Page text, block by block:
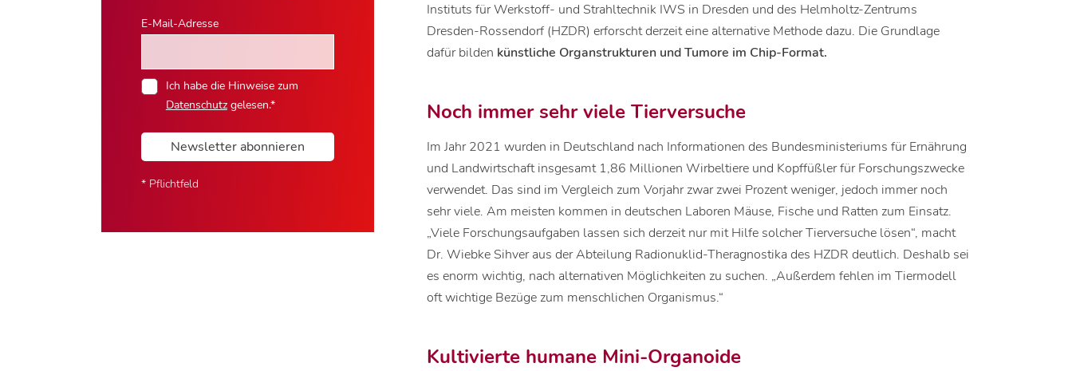
E-Mail-Adresse
Ich habe die Hinweise zum
Datenschutzgelesen.*
Newsletter abonnieren
* Pflichtfeld
Instituts für Werkstoff- und Strahltechnik IWS in Dresden und des Helmholtz-Zentrums
Dresden-Rossendorf (HZDR) erforscht derzeit eine alternative Methode dazu. Die Grundlage
dafür bilden künstliche Organstrukturen und Tumore im Chip-Format.
Noch immer sehr viele Tierversuche
Im Jahr 2021 wurden in Deutschland nach Informationen des Bundesministeriums für Ernährung
und Landwirtschaft insgesamt 1,86 Millionen Wirbeltiere und Kopffüßler für Forschungszwecke
verwendet. Das sind im Vergleich zum Vorjahr zwar zwei Prozent weniger, jedoch immer noch
sehr viele. Am meisten kommen in deutschen Laboren Mäuse, Fische und Ratten zum Einsatz.
„Viele Forschungsaufgaben lassen sich derzeit nur mit Hilfe solcher Tierversuche lösen“, macht
Dr. Wiebke Sihver aus der Abteilung Radionuklid-Theragnostika des HZDR deutlich. Deshalb sei
es enorm wichtig, nach alternativen Möglichkeiten zu suchen. „Außerdem fehlen im Tiermodell
oft wichtige Bezüge zum menschlichen Organismus.“
Kultivierte humane Mini-Organoide